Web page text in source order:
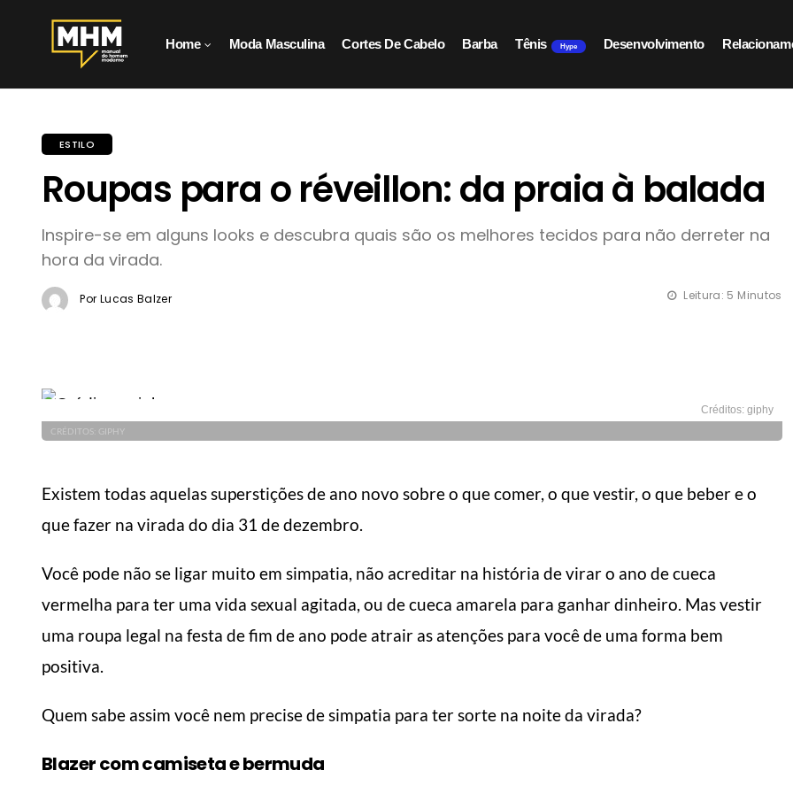
Home Moda Masculina Cortes De Cabelo Barba Tênis Hype Desenvolvimento
ESTILO
Roupas para o réveillon: da praia à balada
Inspire-se em alguns looks e descubra quais são os melhores tecidos para não derreter na
hora da virada.
Por Lucas Balzer Leitura: 5 Minutos
Créditos: giphy
CRÉDITOS: GIPHY
Existem todas aquelas superstições de ano novo sobre o que comer, o que vestir, o que beber e o
que fazer na virada do dia 31 de dezembro.
Você pode não se ligar muito em simpatia, não acreditar na história de virar o ano de cueca
vermelha para ter uma vida sexual agitada, ou de cueca amarela para ganhar dinheiro. Mas vestir
uma roupa legal na festa de fim de ano pode atrair as atenções para você de uma forma bem
positiva.
Quem sabe assim você nem precise de simpatia para ter sorte na noite da virada?
Blazer com camiseta e bermuda